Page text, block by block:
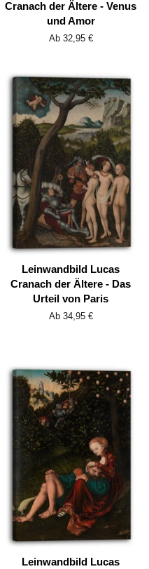
Cranach der Ältere - Venus
und Amor
Ab 32,95 €
Leinwandbild Lucas
Cranach der Ältere - Das
Urteil von Paris
Ab 34,95 €
Leinwandbild Lucas